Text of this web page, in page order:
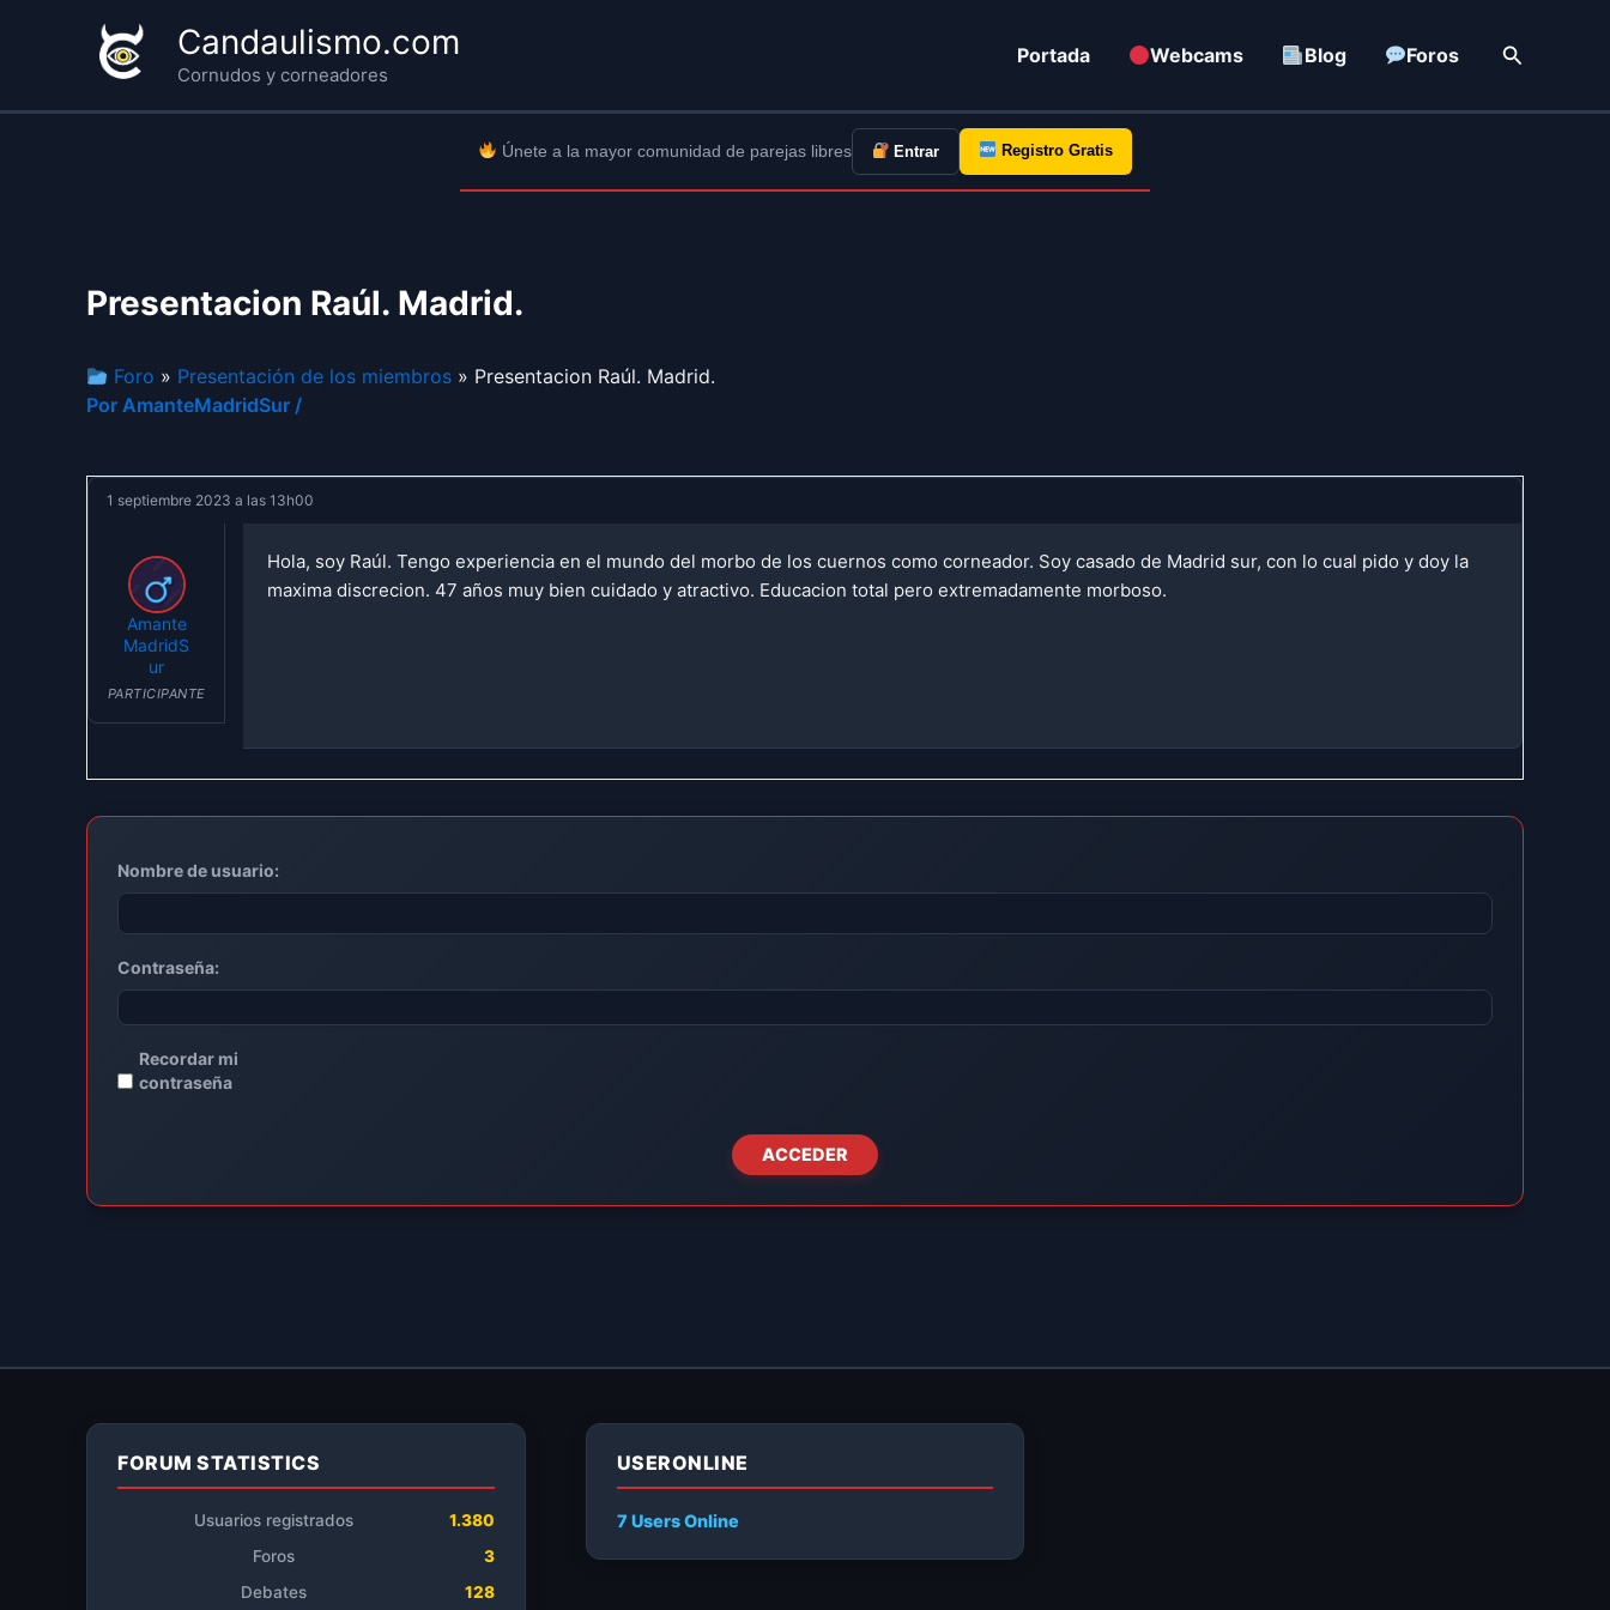
Candaulismo.com
Cornudos y corneadores
Portada Webcams Blog Foros Buscar
Únete a la mayor comunidad de parejas libres Entrar Registro Gratis
Presentacion Raúl. Madrid.
Foro » Presentación de los miembros » Presentacion Raúl. Madrid.
Por AmanteMadridSur /
1 septiembre 2023 a las 13h00
Amante
MadridS
ur
PARTICIPANTE
Hola, soy Raúl. Tengo experiencia en el mundo del morbo de los cuernos como corneador. Soy casado de Madrid sur, con lo cual pido y doy la
maxima discrecion. 47 años muy bien cuidado y atractivo. Educacion total pero extremadamente morboso.
Nombre de usuario:
Contraseña:
Recordar mi
contraseña
ACCEDER
FORUM STATISTICS
Usuarios registrados
1.380
Foros
3
Debates
128
USERONLINE
7 UsersOnline